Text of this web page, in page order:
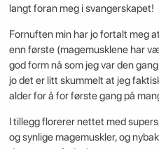
langt foran meg i svangerskapet!
Fornuften min har jo fortalt meg
enn første (magemusklene har
god form nå som jeg var den
jo det er litt skummelt at jeg
alder for å for første gang på
I tillegg florerer nettet med
og synlige magemuskler, og